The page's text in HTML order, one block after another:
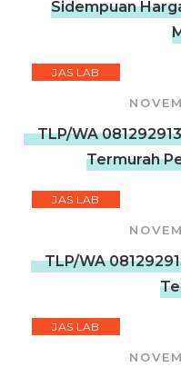
Sidempuan
JAS LAB
TLP/WA
Termurah
JAS LAB
TLP/WA
JAS LAB